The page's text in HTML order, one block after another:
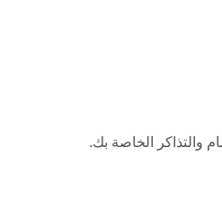
والتذاكر الخاصة بك.